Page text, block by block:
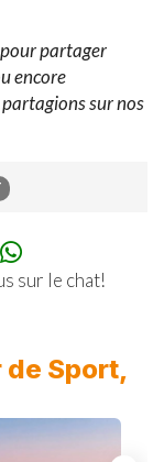
pour partager
encore
sur nos
sur le chat!
de Sport,